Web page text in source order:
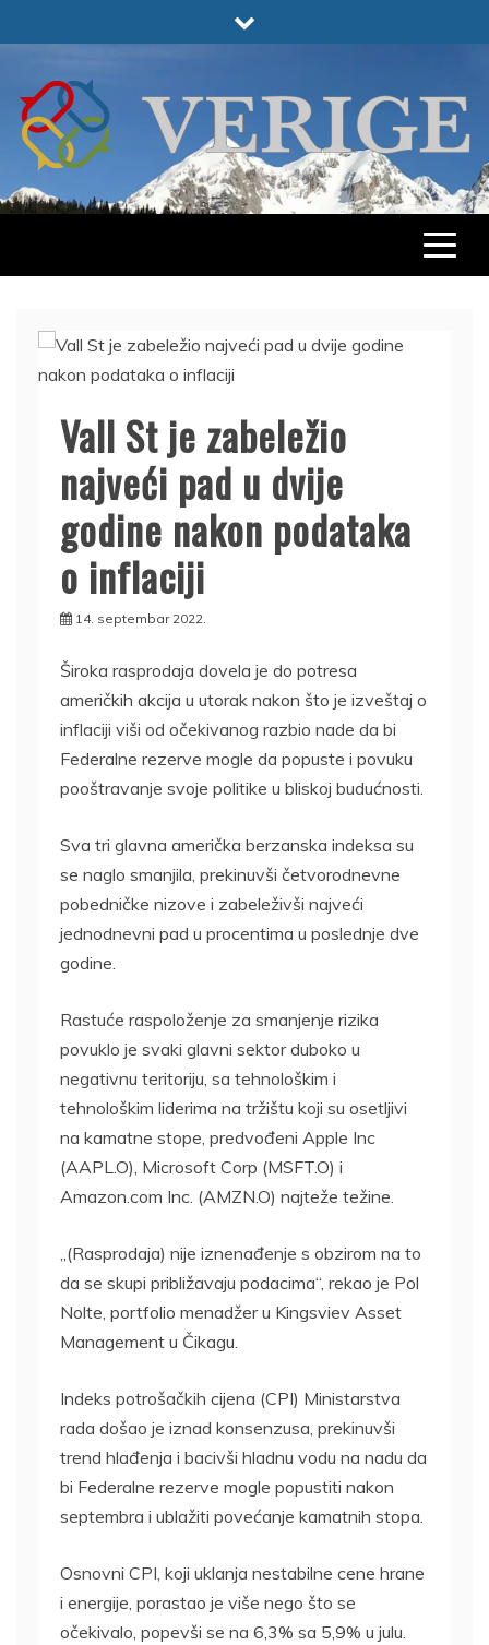
to
VERIGE
ODABRANO
Vall St je zabeležio
najveći pad u dvije
godine nakon podataka
o inflaciji
14. septembar 2022.
Široka rasprodaja dovela je do potresa
američkih akcija u utorak nakon što je izveštaj o
inflaciji viši od očekivanog razbio nade da bi
Federalne rezerve mogle da popuste i povuku
pooštravanje svoje politike u bliskoj budućnosti.
Sva tri glavna američka berzanska indeksa su
se naglo smanjila, prekinuvši četvorodnevne
pobedničke nizove i zabeleživši najveći
jednodnevni pad u procentima u poslednje dve
godine.
Rastuće raspoloženje za smanjenje rizika
povuklo je svaki glavni sektor duboko u
negativnu teritoriju, sa tehnološkim i
tehnološkim liderima na tržištu koji su osetljivi
na kamatne stope, predvođeni Apple Inc
(AAPL.O), Microsoft Corp (MSFT.O) i
Amazon.com Inc. (AMZN.O) najteže težine.
„(Rasprodaja) nije iznenađenje s obzirom na to
da se skupi približavaju podacima“, rekao je Pol
Nolte, portfolio menadžer u Kingsviev Asset
Management u Čikagu.
Indeks potrošačkih cijena (CPI) Ministarstva
rada došao je iznad konsenzusa, prekinuvši
trend hlađenja i bacivši hladnu vodu na nadu da
bi Federalne rezerve mogle popustiti nakon
septembra i ublažiti povećanje kamatnih stopa.
Osnovni CPI, koji uklanja nestabilne cene hrane
i energije, porastao je više nego što se
očekivalo, popevši se na 6,3% sa 5,9% u julu.